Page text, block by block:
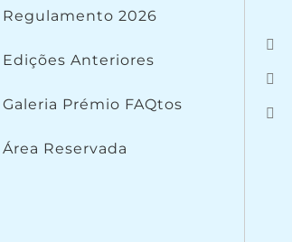
Regulamento 2026
Edições Anteriores
Galeria Prémio FAQtos
Área Reservada